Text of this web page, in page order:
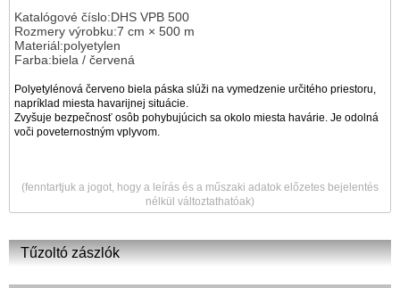
Tűzoltó zászlók
Katalógové číslo:DHS VPB 500
Rozmery výrobku:7 cm × 500 m
Materiál:polyetylen
​Farba:biela / červená
Polyetylénová červeno biela páska slúži na vymedzenie určitého priestoru,
napríklad miesta havarijnej situácie.
Zvyšuje bezpečnosť osôb pohybujúcich sa okolo miesta havárie. Je odolná
voči poveternostným vplyvom.
(fenntartjuk a jogot, hogy a leírás és a műszaki adatok előzetes bejelentés
nélkül változtathatóak)